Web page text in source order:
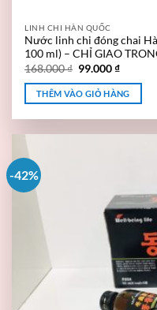
LINH CHI HÀN QUỐC
Nước linh chi đóng chai
100 ml) – CHỈ GIAO
168.000₫ 99.000₫
THÊM VÀO GIỎ HÀNG
-42%